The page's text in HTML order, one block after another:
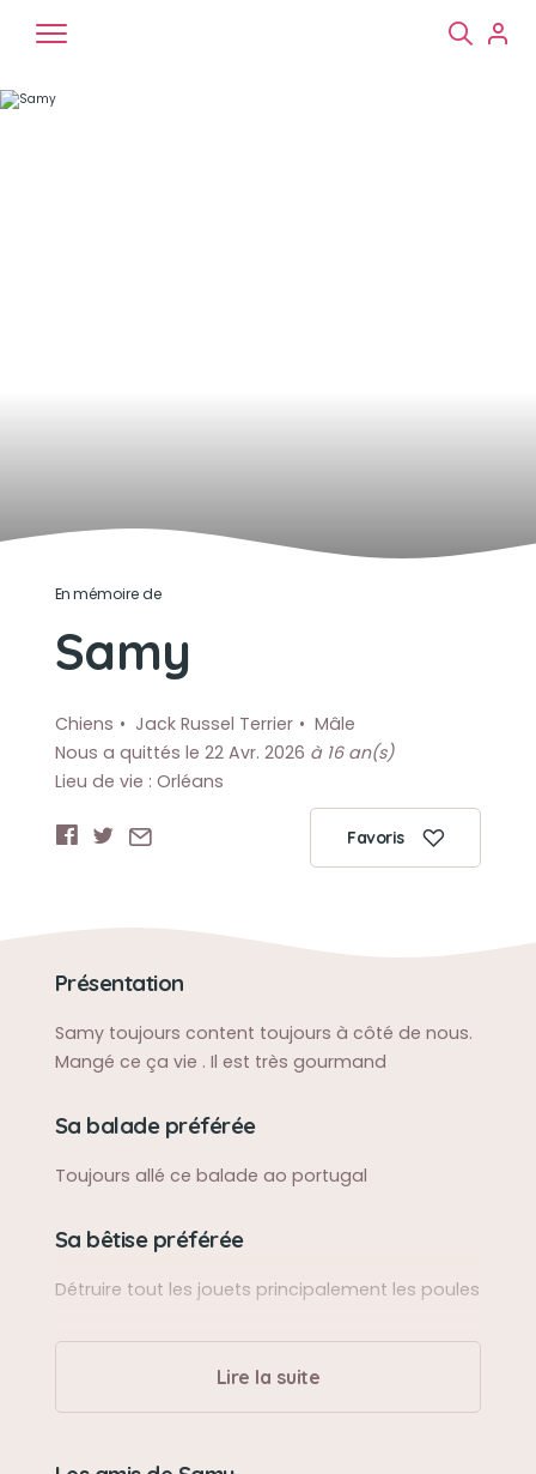
En mémoire de
Samy
Chiens Jack Russel Terrier
Mâle
Nous a quittés le 22 Avr. 2026 à 16 an(s)
Lieu de vie : Orléans
Favoris
Présentation
Samy toujours content toujours à côté de nous.
Mangé ce ça vie . Il est très gourmand
Sa balade préférée
Toujours allé ce balade ao portugal
Sa bêtise préférée
Détruire tout les jouets principalement les poules
Son caractère
Très malin
Son jouet préféré
Lire la suite